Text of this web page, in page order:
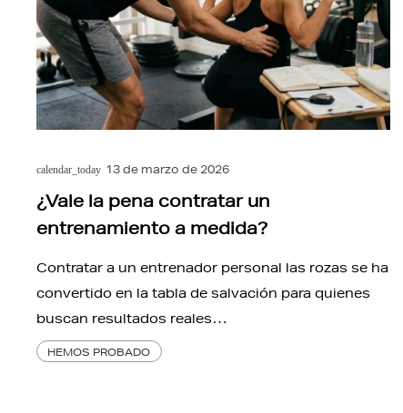
calendar_today 13 de marzo de 2026
¿Vale la pena contratar un
entrenamiento a medida?
Contratar a un entrenador personal las rozas se ha
convertido en la tabla de salvación para quienes
buscan resultados reales…
HEMOS PROBADO